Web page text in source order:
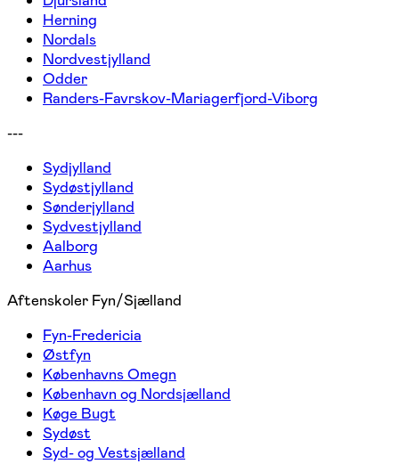
Herning
Nordals
Nordvestjylland
Odder
Randers-Favrskov-Mariagerfjord-Viborg
---
Sydjylland
Sydøstjylland
Sønderjylland
Sydvestjylland
Aalborg
Aarhus
Aftenskoler Fyn/Sjælland
Fyn-Fredericia
Østfyn
Københavns Omegn
København og Nordsjælland
Køge Bugt
Sydøst
Syd- og Vestsjælland